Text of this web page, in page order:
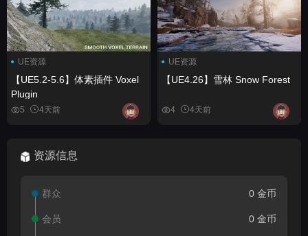
UE资源
【UE5.2-5.6】体素插件 Voxel
Plugin
5 4天前
UE资源
【UE4.26】雪林 Snow Forest
4 4天前
资源信息
群众 0 金币
会员 0 金币